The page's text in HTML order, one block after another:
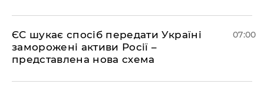
ЄС шукає спосіб передати Україні
заморожені активи Росії –
представлена ​​нова схема
07:00